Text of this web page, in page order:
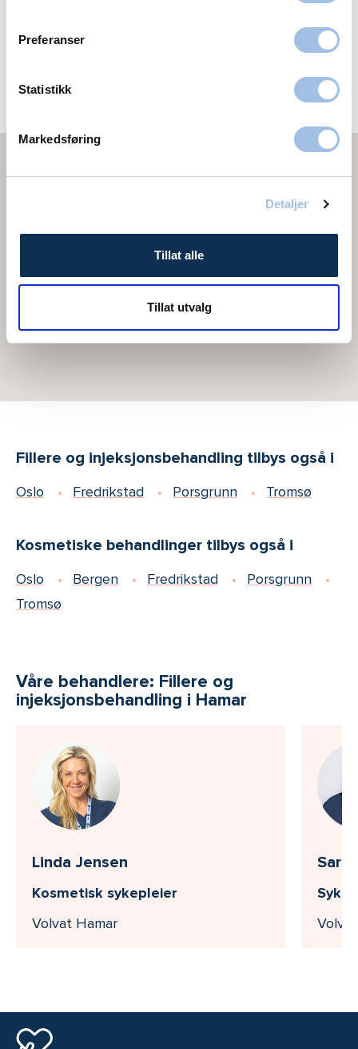
Preferanser
Statistikk
Markedsføring
Detaljer
Tillat alle
Tillat utvalg
2318 Hamar
Melding
Fillere og injeksjonsbehandling tilbys også i
Oslo Fredrikstad Porsgrunn Tromsø
Kosmetiske behandlinger tilbys også i
Oslo Bergen Fredrikstad
Porsgrunn
Tromsø
Våre behandlere: Fillere og
injeksjonsbehandling i Hamar
Linda Jensen
Kosmetisk sykepleier
Volvat Hamar
Sara